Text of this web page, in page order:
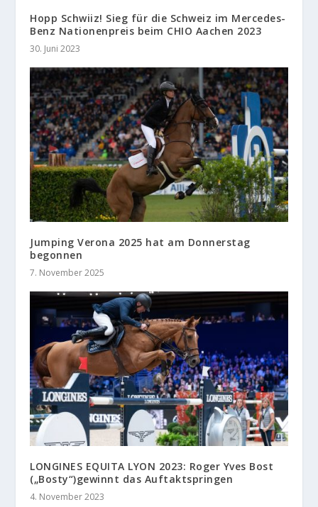
Hopp Schwiiz! Sieg für die Schweiz im Mercedes-
Benz Nationenpreis beim CHIO Aachen 2023
30. Juni 2023
Jumping Verona 2025 hat am Donnerstag
begonnen
7. November 2025
LONGINES EQUITA LYON 2023: Roger Yves Bost
(„Bosty“)gewinnt das Auftaktspringen
4. November 2023